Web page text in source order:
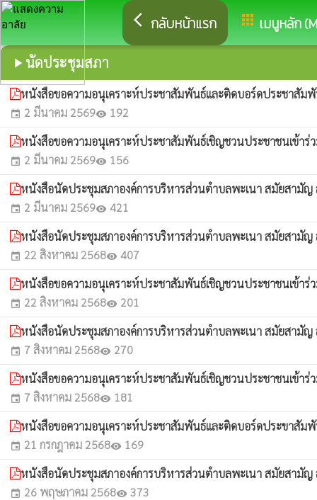
arrow_back_ios กลับหน้าแรก apps เมนูหลัก
play_arrow นัดประชุมสภา
หนังสือขอความอนุเคราะห์ประชาสัมพันธ์และติดบอร์ดประชาสัม
event 2 มีนาคม 2569visibility 192
หนังสือขอความอนุเคราะห์ประชาสัมพันธ์เชิญชวนประชาชนเข้า
event 2 มีนาคม 2569visibility 156
หนังสือนัดประชุมสภาองค์การบริหารส่วนตำบลพะเนา สมัยสามั
event 2 มีนาคม 2569visibility 421
หนังสือนัดประชุมสภาองค์การบริหารส่วนตำบลพะเนา สมัยสามั
event 22 สิงหาคม 2568visibility 407
หนังสือขอความอนุเคราะห์ประชาสัมพันธ์เชิญชวนประชาชนเข้า
event 22 สิงหาคม 2568visibility 201
หนังสือนัดประชุมสภาองค์การบริหารส่วนตำบลพะเนา สมัยสามั
event 7 สิงหาคม 2568visibility 270
หนังสือขอความอนุเคราะห์ประชาสัมพันธ์เชิญชวนประชาชนเข้า
event 7 สิงหาคม 2568visibility 181
หนังสือขอความอนุเคราะห์ประชาสัมพันธ์และติดบอร์ดประขาสัม
event 21 กรกฎาคม 2568visibility 169
หนังสือนัดประชุมสภาองค์การบริหารส่วนตำบลพะเนา สมัยสามั
event 26 พฤษภาคม 2568visibility 373